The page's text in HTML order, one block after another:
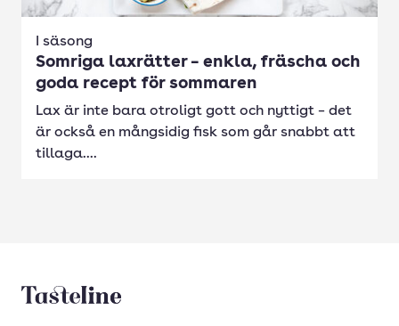
I säsong
Somriga laxrätter – enkla, fräscha och
goda recept för sommaren
Lax är inte bara otroligt gott och nyttigt – det
är också en mångsidig fisk som går snabbt att
tillaga....
Tasteline startsida